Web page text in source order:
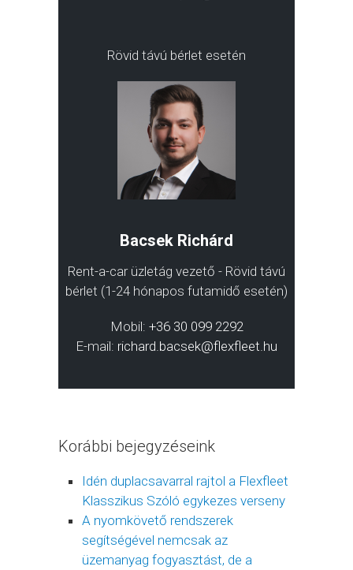
Rövid távú bérlet esetén
Bacsek Richárd
Rent-a-car üzletág vezető - Rövid távú
bérlet (1-24 hónapos futamidő esetén)
Mobil: +36 30 099 2292
E-mail: richard.bacsek@flexfleet.hu
Korábbi bejegyzéseink
Idén duplacsavarral rajtol a Flexfleet
Klasszikus Szóló egykezes verseny
A nyomkövető rendszerek
segítségével nemcsak az
üzemanyag fogyasztást, de a